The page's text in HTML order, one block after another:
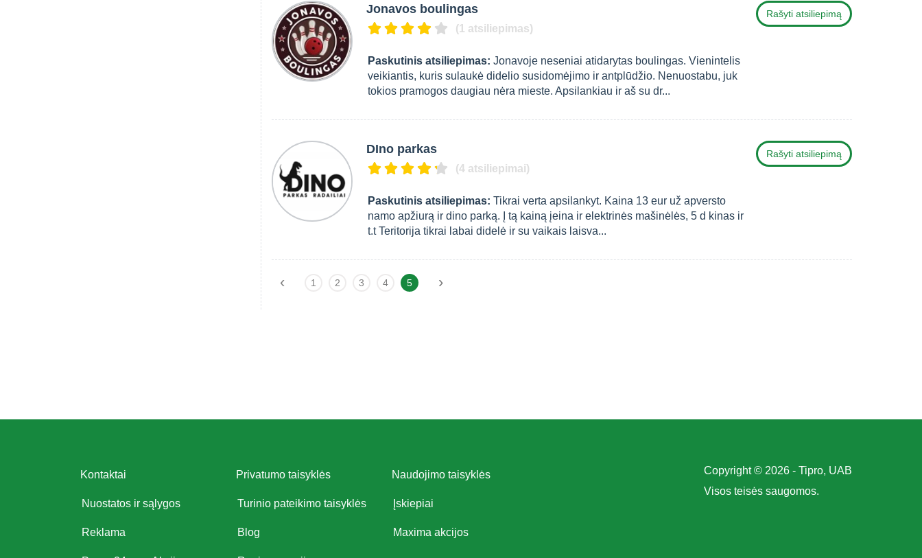
Jonavos boulingas
(1 atsiliepimas)
Paskutinis atsiliepimas: Jonavoje neseniai atidarytas boulingas. Vienintelis
veikiantis, kuris sulaukė didelio susidomėjimo ir antplūdžio. Nenuostabu, juk
tokios pramogos daugiau nėra mieste. Apsilankiau ir aš su dr...
Rašyti atsiliepimą
DIno parkas
(4 atsiliepimai)
Paskutinis atsiliepimas: Tikrai verta apsilankyt. Kaina 13 eur už apversto
namo apžiurą ir dino parką. Į tą kainą įeina ir elektrinės mašinėlės, 5 d kinas ir
t.t Teritorija tikrai labai didelė ir su vaikais laisva...
Rašyti atsiliepimą
‹ 1 2 3 4 5 ›
Kontaktai Privatumo taisyklės Naudojimo taisyklės
Nuostatos ir sąlygos Turinio pateikimo taisyklės Įskiepiai
Reklama Blog Maxima akcijos
Copyright © 2026 - Tipro, UAB
Visos teisės saugomos.